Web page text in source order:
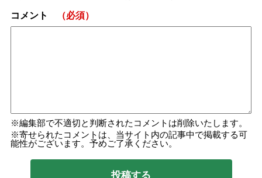
コメント （必須）
編集部で不適切と判断されたコメントは削除いたします。
寄せられたコメントは、当サイト内の記事中で掲載する可
能性がございます。予めご了承ください。